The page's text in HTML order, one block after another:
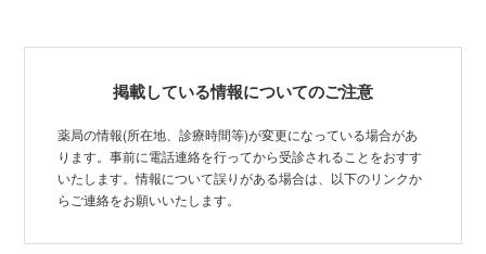
掲載している情報についてのご注意
薬局の情報(所在地、診療時間等)が変更になっている場合があ
ります。事前に電話連絡を行ってから受診されることをおすす
いたします。情報について誤りがある場合は、以下のリンクか
らご連絡をお願いいたします。